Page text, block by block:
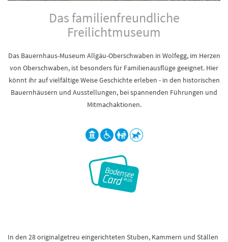
Das familienfreundliche
Freilichtmuseum
Das Bauernhaus-Museum Allgäu-Oberschwaben in Wolfegg, im Herzen
von Oberschwaben, ist besonders für Familienausflüge geeignet. Hier
könnt ihr auf vielfältige Weise Geschichte erleben - in den historischen
Bauernhäusern und Ausstellungen, bei spannenden Führungen und
Mitmachaktionen.
In den 28 originalgetreu eingerichteten Stuben, Kammern und Ställen